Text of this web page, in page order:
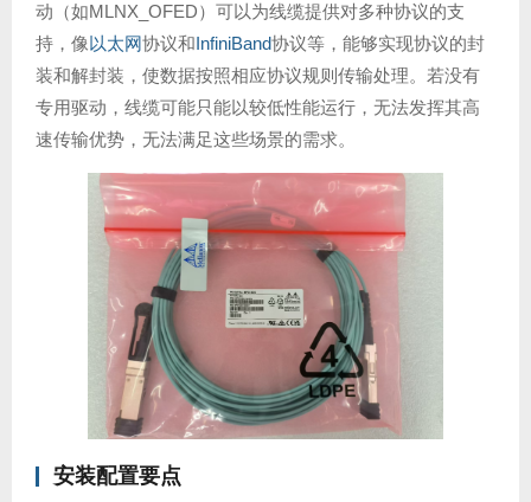
动（如MLNX_OFED）可以为线缆提供对多种协议的支
持，像以太网协议和InfiniBand协议等，能够实现协议的封
装和解封装，使数据按照相应协议规则传输处理。若没有
专用驱动，线缆可能只能以较低性能运行，无法发挥其高
速传输优势，无法满足这些场景的需求。
安装配置要点